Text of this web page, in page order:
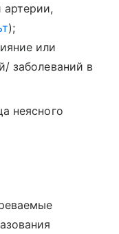
);
или
заболеваний в
неясного